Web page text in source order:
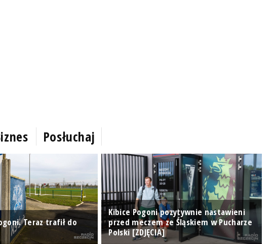
Posłuchaj
Teraz trafił do
Kibice Pogoni pozytywnie nastawieni
przed meczem ze Śląskiem w Pucharze
Polski [ZDJĘCIA]